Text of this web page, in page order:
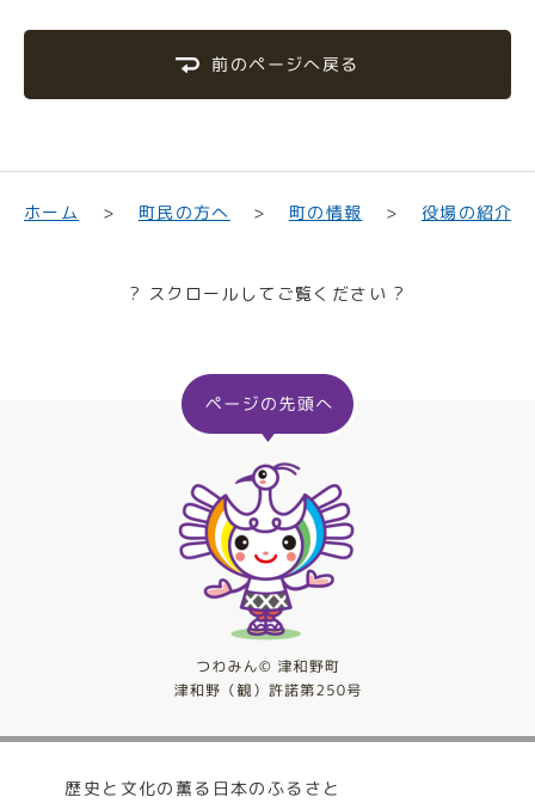
前のページへ戻る
ホーム 町民の方へ 町の情報 役場の紹介
? スクロールしてご覧ください ?
歴史と文化の薫る日本のふるさと